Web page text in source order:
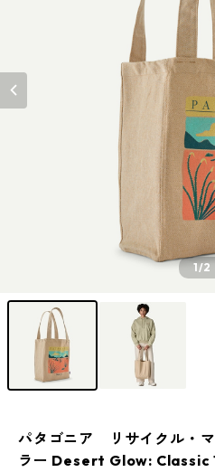
1/2
パタゴニア リサイクル・
ラー Desert Glow: